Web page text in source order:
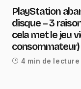
PlayStation
disque – 3
cela met le jeu
4 min de lecture